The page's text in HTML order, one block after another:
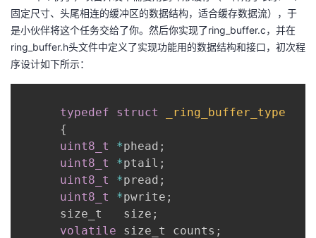
固定尺寸、头尾相连的缓冲区的数据结构，适合缓存数据流），于
是小伙伴将这个任务交给了你。然后你实现了ring_buffer.c，并在
ring_buffer.h头文件中定义了实现功能用的数据结构和接口，初次程
序设计如下所示：
typedef struct
_ring_buffer_type
{
uint8_t
*phead ;
uint8_t
*ptail ;
uint8_t
*pread ;
uint8_t
*pwrite ;
      size_t   size
;
volatile size_t counts ;